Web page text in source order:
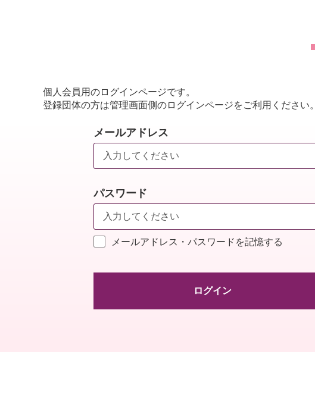
個人会員用のログインページです。
登録団体の方は管理画面側のログインページをご利用ください。
メールアドレス
パスワード
メールアドレス・パスワードを記憶する
ログイン